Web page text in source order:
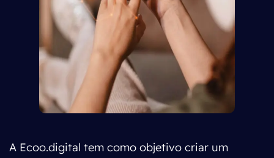
A Ecoo.digital tem como objetivo criar um